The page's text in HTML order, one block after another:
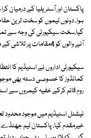
ہوا، دونوں ٹیموں کو سخت ترین
گیا،سخت سیکیورٹی کی وجہ سے
آنے والوں کو 4مقامات پر تلاشی کے مراحل سے گزرنا پڑا۔
سیکیورٹی اداروں نے اسٹیڈیم کا
کمانڈوز کا خصوصی دستہ بھی موجود
روم قائم کرکے خفیہ کیمروں سے
نیشنل اسٹیڈیم میں موجود محدود
خیرمقدم کیا، پاکستان ٹیم